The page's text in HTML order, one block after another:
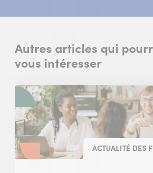
Autres articles qui
vous intéresser
ACTUALITÉ DES